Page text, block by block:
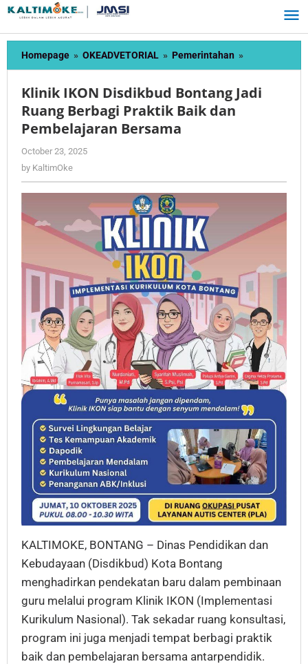
Skip
content
Homepage » OKEADVETORIAL » Pemerintahan »
IKON
Bontang
dan
Bersama
Klinik IKON Disdikbud Bontang Jadi
Ruang Berbagi Praktik Baik dan
Pembelajaran Bersama
October 23, 2025
by KaltimOke
KALTIMOKE, BONTANG – Dinas Pendidikan dan
Kebudayaan (Disdikbud) Kota Bontang
menghadirkan pendekatan baru dalam pembinaan
guru melalui program Klinik IKON (Implementasi
Kurikulum Nasional). Tak sekadar ruang konsultasi,
program ini juga menjadi tempat berbagi praktik
baik dan pembelajaran bersama antarpendidik.